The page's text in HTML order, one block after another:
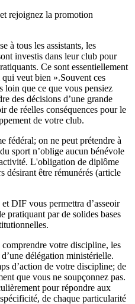
rejoignez la promotion
à tous les assistants, les
investis dans leur club pour
Ce sont essentiellement
veut bien ».Souvent ces
loin que ce que vous pensiez
des décisions d’une grande
de réelles conséquences pour le
de votre club.
fédéral; on ne peut prétendre à
sport n’oblige aucun bénévole
L'obligation de diplôme
désirant être rémunérés (article
DIF vous permettra d’asseoir
pratiquant par de solides bases
votre discipline, les
délégation ministérielle.
d’action de votre discipline; de
que vous ne soupçonnez pas.
pour répondre aux
de chaque particularité